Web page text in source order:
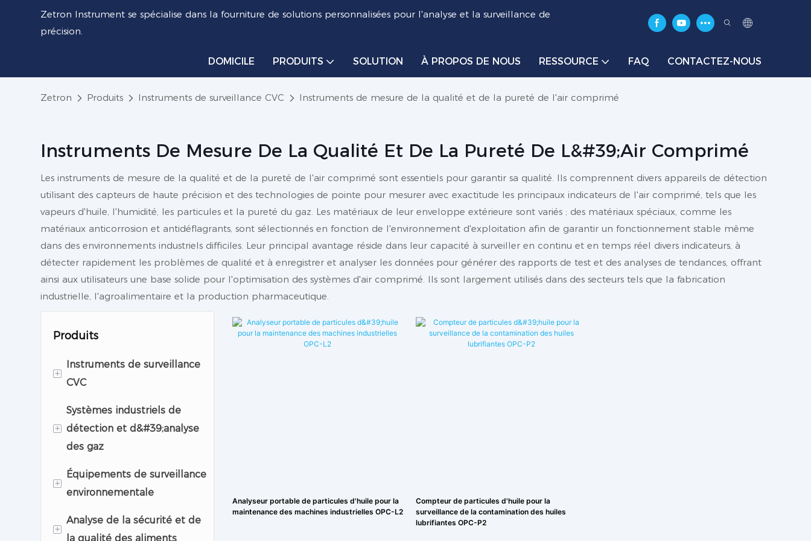
Zetron Instrument se spécialise dans la fourniture de solutions personnalisées pour l'analyse et la surveillance de
précision.
DOMICILE PRODUITS SOLUTION À PROPOS DE NOUS RESSOURCE FAQ CONTACTEZ-NOUS
Zetron Produits Instruments de surveillance CVC Instruments de mesure de la qualité et de la pureté de l'air comprimé
Instruments De Mesure De La Qualité Et De La Pureté De L&#39;air Comprimé
Les instruments de mesure de la qualité et de la pureté de l'air comprimé sont essentiels pour garantir sa qualité. Ils comprennent divers appareils de détection
utilisant des capteurs de haute précision et des technologies de pointe pour mesurer avec exactitude les principaux indicateurs de l'air comprimé, tels que les
vapeurs d'huile, l'humidité, les particules et la pureté du gaz. Les matériaux de leur enveloppe extérieure sont variés ; des matériaux spéciaux, comme les
matériaux anticorrosion et antidéflagrants, sont sélectionnés en fonction de l'environnement d'exploitation afin de garantir un fonctionnement stable même
dans des environnements industriels difficiles. Leur principal avantage réside dans leur capacité à surveiller en continu et en temps réel divers indicateurs, à
détecter rapidement les problèmes de qualité et à enregistrer et analyser les données pour générer des rapports de test et des analyses de tendances, offrant
ainsi aux utilisateurs une base solide pour l'optimisation des systèmes d'air comprimé. Ils sont largement utilisés dans des secteurs tels que la fabrication
industrielle, l'agroalimentaire et la production pharmaceutique.
Produits
+
Instruments de surveillance
CVC
Équipements de
surveillance des salles
blanches
Instruments
d&#39;analyse
+
Systèmes industriels de
détection et d&#39;analyse
des gaz
Détecteur de gaz
+
Équipements de surveillance
environnementale
Système de surveillance
de la qualité de l&#39;air
+
Analyse de la sécurité et de
la qualité des aliments
Analyseur portable de particules d'huile pour la
maintenance des machines industrielles OPC-L2
Compteur de particules d'huile pour la
surveillance de la contamination des huiles
lubrifiantes OPC-P2